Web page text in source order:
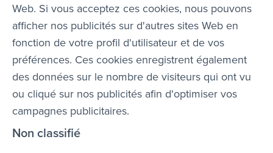
Web. Si vous acceptez ces cookies, nous pouvons
afficher nos publicités sur d'autres sites Web en
fonction de votre profil d'utilisateur et de vos
préférences. Ces cookies enregistrent également
des données sur le nombre de visiteurs qui ont vu
ou cliqué sur nos publicités afin d'optimiser vos
campagnes publicitaires.
Non classifié